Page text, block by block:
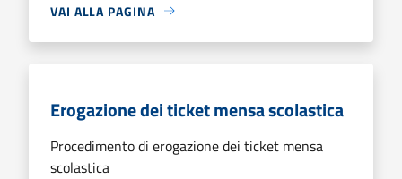
VAI ALLA PAGINA
Erogazione dei ticket mensa scolastica
Procedimento di erogazione dei ticket mensa
scolastica